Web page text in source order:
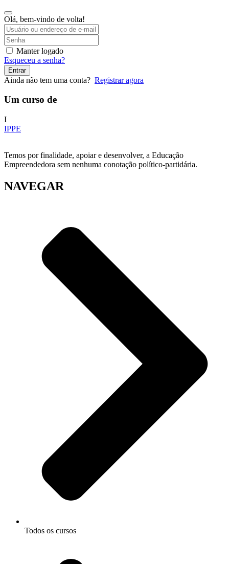
Olá, bem-vindo de volta!
Manter logado
Esqueceu a senha?
Entrar
Ainda não tem uma conta? Registrar agora
Um curso de
I
IPPE
Temos por finalidade, apoiar e desenvolver, a Educação
Empreendedora sem nenhuma conotação político-partidária.
NAVEGAR
Todos os cursos